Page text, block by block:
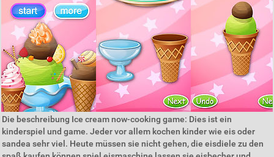
Die beschreibung Ice cream now-cooking game: Dies ist ein
kinderspiel und game. Jeder vor allem kochen kinder wie eis oder
sandea sehr viel. Heute müssen sie nicht gehen, die eisdiele zu den